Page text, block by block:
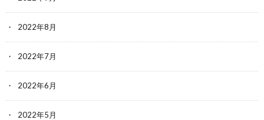
2022年8月
2022年7月
2022年6月
2022年5月